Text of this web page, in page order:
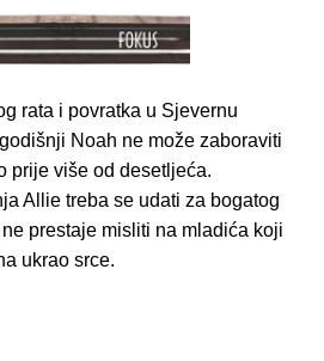
rata i povratka u Sjevernu
Noah ne može zaboraviti
prije više od desetljeća.
Allie treba se udati za bogatog
prestaje misliti na mladića koji
ukrao srce.